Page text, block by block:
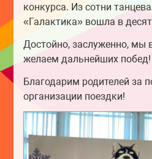
конкурса. Из сотни
«Галактика» вошла в
Достойно, заслуженно, мы
желаем дальнейших побед!
Благодарим родителей за
организации поездки!